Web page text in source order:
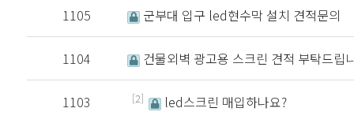
1105 군부대 입구 led현수막 설치 견적문의
1104 건물외벽 광고용 스크린 견적 부탁드립
1103 led스크린 매입하나요?
[2]